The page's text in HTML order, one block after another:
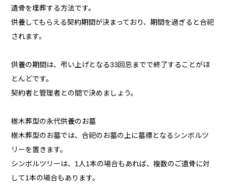
遺骨を埋葬する方法です。
供養してもらえる契約期間が決まっており、期間を過ぎると合祀
されます。
供養の期間は、弔い上げとなる33回忌までで終了することがほ
とんどです。
契約者と管理者との間で決めましょう。
樹木葬型の永代供養のお墓
樹木葬型のお墓では、合祀のお墓の上に墓標となるシンボルツ
リーを置きます。
シンボルツリーは、1人1本の場合もあれば、複数のご遺骨に対
して1本の場合もあります。